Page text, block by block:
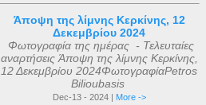
Άποψη της λίμνης Κερκίνης, 12
Δεκεμβρίου 2024
Φωτογραφία της ημέρας - Τελευταίες
αναρτήσεις Άποψη της λίμνης Κερκίνης,
12 Δεκεμβρίου 2024ΦωτογραφίαPetros
Bilioubasis
Dec-13 - 2024 | More ->